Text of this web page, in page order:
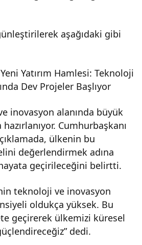
aşağıdaki gibi
Yatırım Hamlesi: Teknoloji
Dev Projeler Başlıyor
inovasyon alanında büyük
Cumhurbaşkanı
ülkenin bu
değerlendirmek adına
geçirileceğini belirtti.
teknoloji ve inovasyon
oldukça yüksek. Bu
geçirerek ülkemizi küresel
dedi.